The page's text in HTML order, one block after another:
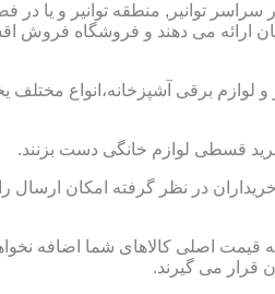
توانیر, منطقه توانیر و یا
می دهند و فروشگاه فروش
لوازم برقی آشپزخانه،انواع
قسطی لوازم خانگی دست بزنند.
در نظر گرفته امکان ارسال
قیمت اصلی کالاهای شما اضافه
قرار می گیرند.